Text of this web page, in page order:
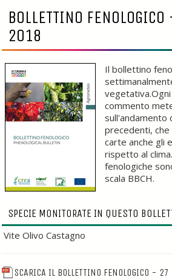
BOLLETTINO
2018
Il bollettino
commento
sull'andamento
precedenti, che
carte anche gli
rispetto al
fenologiche
scala BBCH.
SPECIE MONITORATE IN QUESTO
Vite Olivo Castagno
SCARICA IL BOLLETTINO FENOLOGICO -